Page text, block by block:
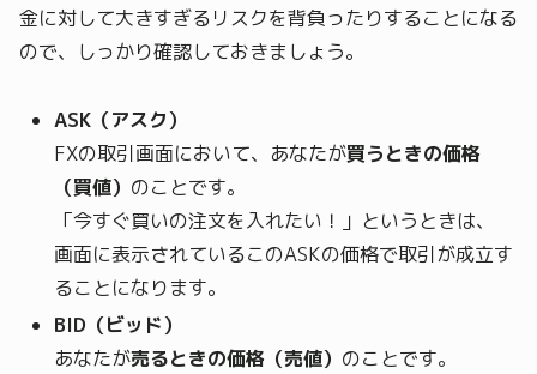
金に対して大きすぎるリスクを背負ったりすることになる
ので、しっかり確認しておきましょう。
ASK（アスク）
FXの取引画面において、あなたが買うときの価格
（買値） のことです。
「今すぐ買いの注文を入れたい！」というときは、
画面に表示されているこのASKの価格で取引が成立す
ることになります。
BID（ビッド）
あなたが売るときの価格（売値） のことです。